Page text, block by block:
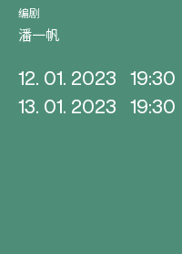
编剧
潘一帆
12. 01. 2023
19:30
13. 01. 2023
19:30